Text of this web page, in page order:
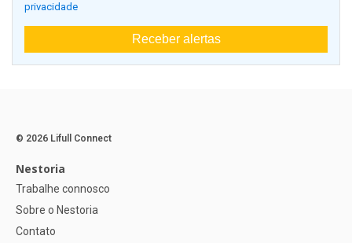
privacidade
Receber alertas
© 2026 Lifull Connect
Nestoria
Trabalhe connosco
Sobre o Nestoria
Contato